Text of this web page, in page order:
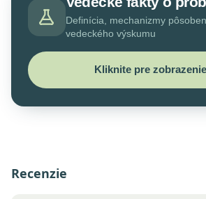
Definícia, mechanizmy
vedeckého výskumu
Kliknite pre zobrazenie
Recenzie